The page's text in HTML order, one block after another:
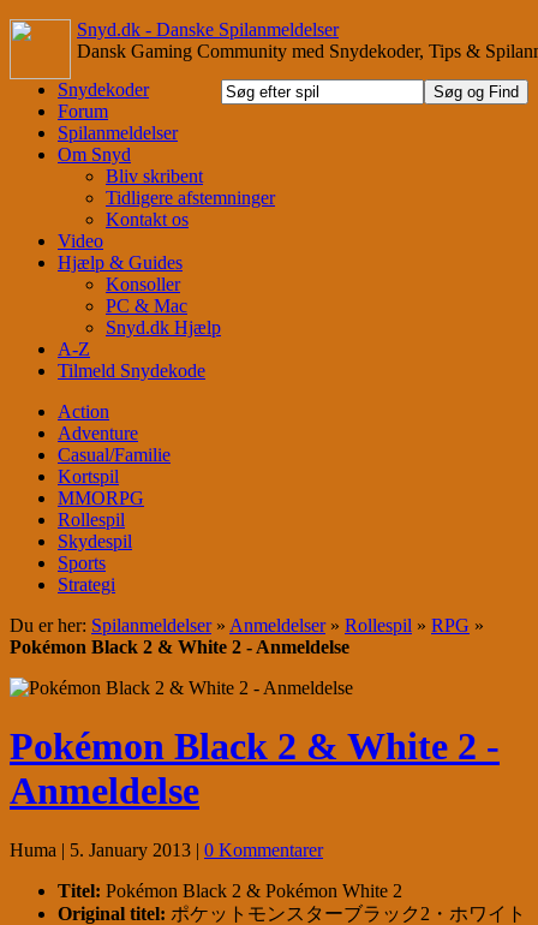
Snyd.dk - Danske Spilanmeldelser
Dansk Gaming Community med Snydekoder, Tips &
Snydekoder
Forum
Spilanmeldelser
Om Snyd
Bliv skribent
Tidligere afstemninger
Kontakt os
Video
Hjælp & Guides
Konsoller
PC & Mac
Snyd.dk Hjælp
A-Z
Tilmeld Snydekode
Action
Adventure
Casual/Familie
Kortspil
MMORPG
Rollespil
Skydespil
Sports
Strategi
Du er her: Spilanmeldelser» Anmeldelser» Rollespil » RPG »
Pokémon Black 2 & White 2 - Anmeldelse
Pokémon Black 2 & White 2 -
Anmeldelse
Huma | 5. January 2013 | 0 Kommentarer
Titel: Pokémon Black 2 & Pokémon White 2
Original titel: ポケットモンスターブラック2・ホワイト